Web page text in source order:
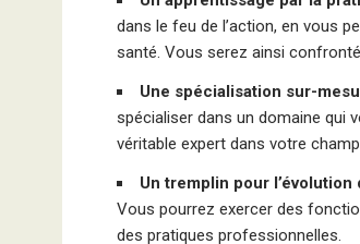
dans le feu de l’action, en vous
santé. Vous serez ainsi
Une spécialisation sur-
spécialiser dans un domaine qui
véritable expert dans votre champ
Un tremplin pour l’évolution
Vous pourrez exercer des
des pratiques professionnelles.